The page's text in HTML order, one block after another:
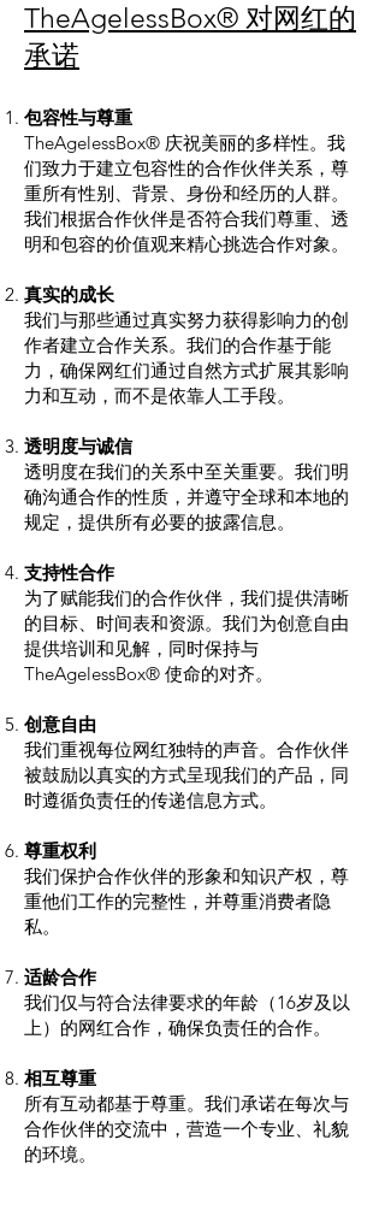
TheAgelessBox® 对网红的
承诺
包容性与尊重
TheAgelessBox® 庆祝美丽的多样性。我
们致力于建立包容性的合作伙伴关系，尊
重所有性别、背景、身份和经历的人群。
我们根据合作伙伴是否符合我们尊重、透
明和包容的价值观来精心挑选合作对象。
真实的成长
我们与那些通过真实努力获得影响力的创
作者建立合作关系。我们的合作基于能
力，确保网红们通过自然方式扩展其影响
力和互动，而不是依靠人工手段。
透明度与诚信
透明度在我们的关系中至关重要。我们明
确沟通合作的性质，并遵守全球和本地的
规定，提供所有必要的披露信息。
支持性合作
为了赋能我们的合作伙伴，我们提供清晰
的目标、时间表和资源。我们为创意自由
提供培训和见解，同时保持与
TheAgelessBox® 使命的对齐。
创意自由
我们重视每位网红独特的声音。合作伙伴
被鼓励以真实的方式呈现我们的产品，同
时遵循负责任的传递信息方式。
尊重权利
我们保护合作伙伴的形象和知识产权，尊
重他们工作的完整性，并尊重消费者隐
私。
适龄合作
我们仅与符合法律要求的年龄（16岁及以
上）的网红合作，确保负责任的合作。
相互尊重
所有互动都基于尊重。我们承诺在每次与
合作伙伴的交流中，营造一个专业、礼貌
的环境。